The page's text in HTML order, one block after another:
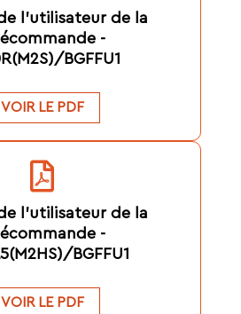
l'utilisateur de la
-
BGFFU1
VOIR LE PDF
l'utilisateur de la
-
BGFFU1
VOIR LE PDF